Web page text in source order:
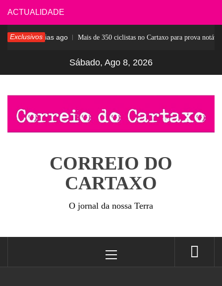
Skip
to
content
ACTUALIDADE
Exclusivos6 dias ago Mais de 350 ciclistas no Cartaxo para prova notável
Sábado, Ago 8, 2026
CORREIO DO
CARTAXO
O jornal da nossa Terra
Menu